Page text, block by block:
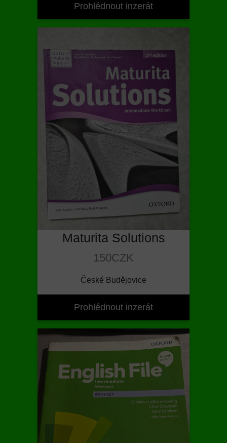
Prohlédnout inzerát
Maturita Solutions
150CZK
České Budějovice
Prohlédnout inzerát